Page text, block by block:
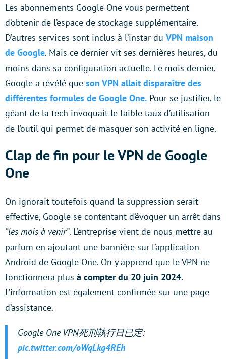
Les abonnements Google One vous permettent
d’obtenir de l’espace de stockage supplémentaire.
D’autres services sont inclus à l’instar du VPN maison
de Google. Mais ce dernier vit ses dernières heures, du
moins dans sa configuration actuelle. Le mois dernier,
Google a révélé que son VPN allait disparaître des
différentes formules de Google One. Pour se justifier, le
géant de la tech invoquait le faible taux d’utilisation
de l’outil qui permet de masquer son activité en ligne.
Clap de fin pour le VPN de Google
One
On ignorait toutefois quand la suppression serait
effective, Google se contentant d’évoquer un arrêt dans
“les mois à venir”. L’entreprise vient de nous mettre au
parfum en ajoutant une bannière sur l’application
Android de Google One. On y apprend que le VPN ne
fonctionnera plus à compter du 20 juin 2024.
L’information est également confirmée sur une page
d’assistance.
Google One VPN死刑執行日已定:
pic.twitter.com/oWqLkg4REh